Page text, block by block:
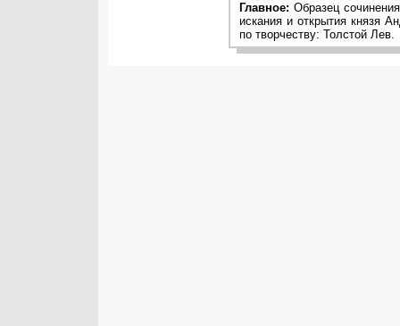
Главное: Образец
искания и открытия князя
по творчеству: Толстой Лев.